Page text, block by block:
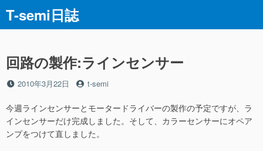
テ
ツ
へ
ス
ッ
プ
T-semi日誌
回路の製作:ラインセンサー
投
日
2010年3月22日
投
者
t-semi
今週ラインセンサーとモータードライバーの製作の予定ですが、ラ
インセンサーだけ完成しました。そして、カラーセンサーにオペア
ンプをつけて直しました。